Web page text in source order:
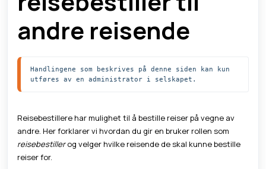
andre reisende
Handlingene som beskrives på denne siden kan kun
utføres av en administrator i selskapet.
Reisebestillere har mulighet til å bestille reiser på vegne av
andre. Her forklarer vi hvordan du gir en bruker rollen som
reisebestillerog velger hvilke reisende de skal kunne bestille
reiser for.